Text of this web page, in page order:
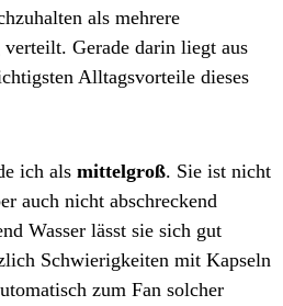
als mehrere
Gerade darin liegt aus
Alltagsvorteile dieses
ich als mittelgroß. Sie ist nicht
auch nicht abschreckend
Wasser lässt sie sich gut
Schwierigkeiten mit Kapseln
zum Fan solcher